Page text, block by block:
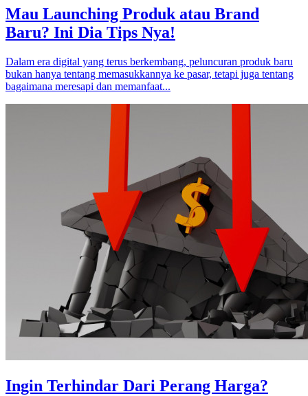
Mau Launching Produk atau Brand
Baru? Ini Dia Tips Nya!
Dalam era digital yang terus berkembang, peluncuran produk baru
bukan hanya tentang memasukkannya ke pasar, tetapi juga tentang
bagaimana meresapi dan memanfaat...
Ingin Terhindar Dari Perang Harga?